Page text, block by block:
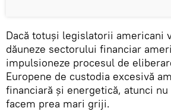
Dacă totuși legislatorii americani
dăuneze sectorului financiar
impulsioneze procesul de
Europene de custodia excesivă
financiară și energetică, atunci
facem prea mari griji.